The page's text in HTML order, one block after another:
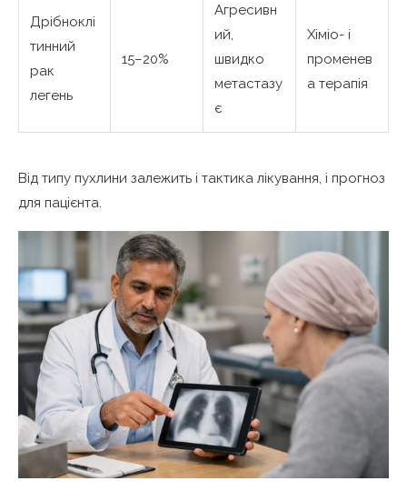
Дрібноклі
тинний
рак
легень
15–20%
Агресивн
ий,
швидко
метастазу
є
Хіміо- і
променев
а терапія
Від типу пухлини залежить і тактика лікування, і прогноз
для пацієнта.